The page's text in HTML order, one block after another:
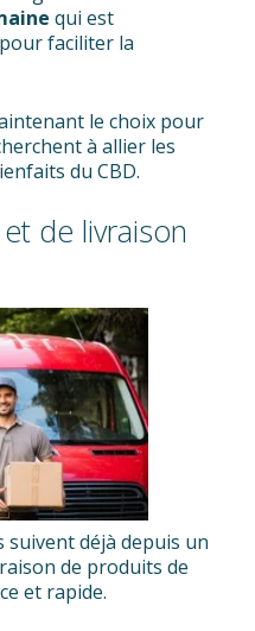
qui est
faciliter la
le choix pour
à allier les
du CBD.
de livraison
suivent déjà depuis un
de produits de
et rapide.